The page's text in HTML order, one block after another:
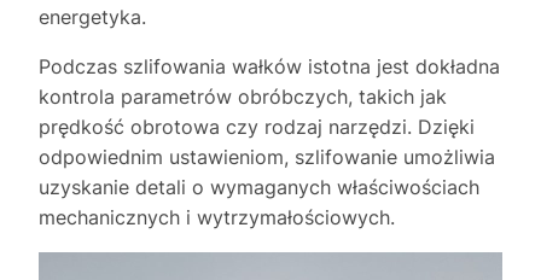
energetyka.
Podczas szlifowania wałków istotna jest dokładna
kontrola parametrów obróbczych, takich jak
prędkość obrotowa czy rodzaj narzędzi. Dzięki
odpowiednim ustawieniom, szlifowanie umożliwia
uzyskanie detali o wymaganych właściwościach
mechanicznych i wytrzymałościowych.